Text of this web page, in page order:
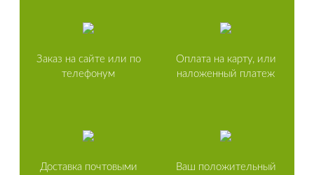
Заказ на сайте или по
телефонум
Оплата на карту, или
наложенный платеж
Доставка почтовыми
Ваш положительный